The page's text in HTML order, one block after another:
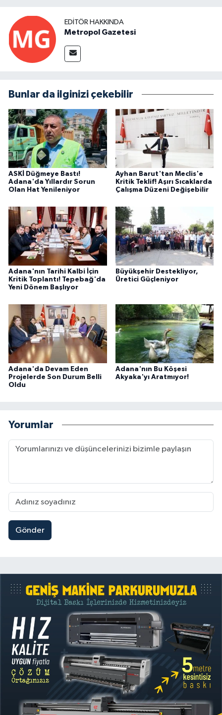
EDITÖR HAKKINDA
Metropol Gazetesi
Bunlar da ilginizi çekebilir
ASKİ Düğmeye Bastı!
Adana'da Yıllardır Sorun
Olan Hat Yenileniyor
Ayhan Barut'tan Meclis'e
Kritik Teklif! Aşırı Sıcaklarda
Çalışma Düzeni Değişebilir
Adana'nın Tarihi Kalbi İçin
Kritik Toplantı! Tepebağ'da
Yeni Dönem Başlıyor
Büyükşehir Destekliyor,
Üretici Güçleniyor
Adana'da Devam Eden
Projelerde Son Durum Belli
Oldu
Adana'nın Bu Köşesi
Akyaka'yı Aratmıyor!
Yorumlar
Gönder